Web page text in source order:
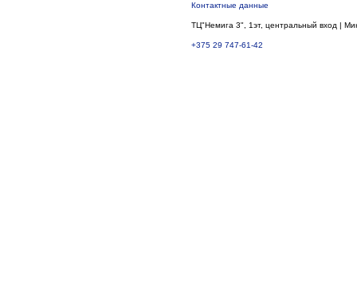
Контактные данные
ТЦ"Немига 3", 1эт, центральный вход |
+375 29 747-61-42